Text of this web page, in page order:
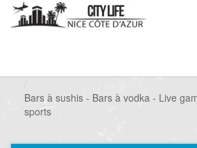
Bars à sushis - Bars à vodka - Live
sports